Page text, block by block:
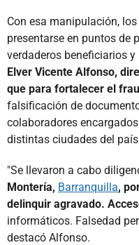
Con esa manipulación,
presentarse en puntos de
verdaderos beneficiarios
Elver Vicente Alfonso,
que para fortalecer el
falsificación de
colaboradores
distintas ciudades del
"Se llevaron a cabo
Montería, Barranquilla,
delinquir agravado.
informáticos. Falsedad
destacó Alfonso.